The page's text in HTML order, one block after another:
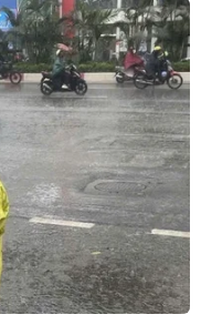
ảnh
#Thiên nhiên